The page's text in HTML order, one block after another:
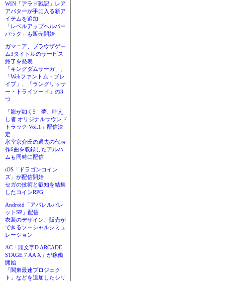
WIN「アラド戦記」レア
アバターが手に入る新ア
イテムを追加
「レベルアップヘルパー
パック」も販売開始
ガマニア、ブラウザゲー
ム3タイトルのサービス
終了を発表
「キングダムサーガ」、
「Webファントム・ブレ
イブ」、「ラングリッサ
ー・トライソード」の3
つ
「龍が如く5 夢、叶え
し者 オリジナルサウンド
トラック Vol.1」配信決
定
氷室京介氏の過去の代表
作6曲を収録したアルバ
ムも同時に配信
iOS「ドラゴンコイン
ズ」が配信開始
セガの技術と叡知を結集
したコインRPG
Android「アパレルパレ
ットSP」配信
衣装のデザイン、販売が
できるソーシャルシミュ
レーション
AC「頭文字D ARCADE
STAGE 7 AA X」が稼働
開始
「関東最速プロジェク
ト」などを追加したシリ